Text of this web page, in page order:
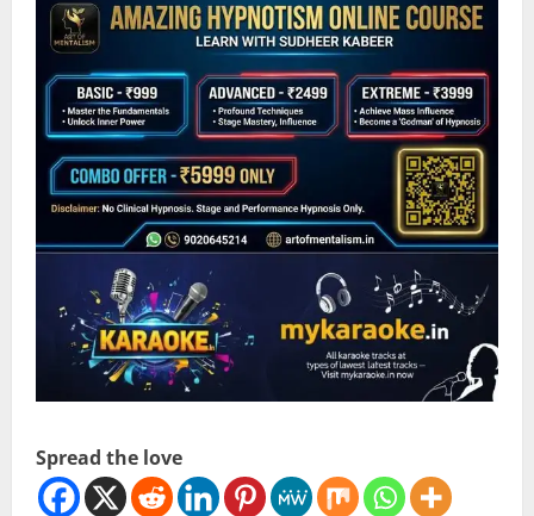
Spread the love